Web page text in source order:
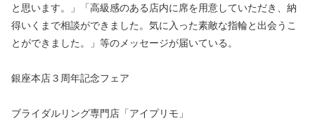
と思います。」「高級感のある店内に席を用意していただき、納
得いくまで相談ができました。気に入った素敵な指輪と出会うこ
とができました。」等のメッセージが届いている。
銀座本店３周年記念フェア
ブライダルリング専門店「アイプリモ」